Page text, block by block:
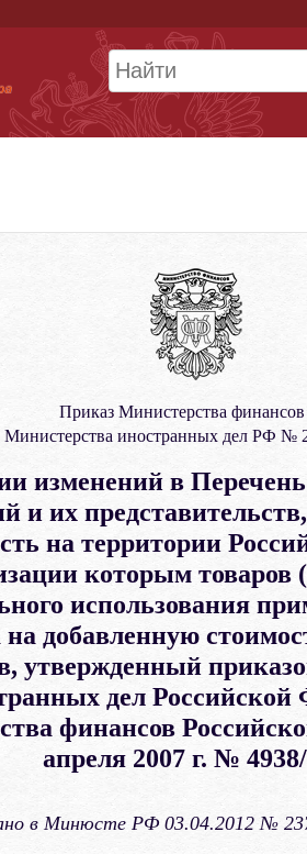
Приказ Министерства
иностранных дел РФ №
изменений в
и их
на территории
которым товаров
использования
на добавленную
утвержденный
дел Российской
финансов
апреля 2007 г. №
в Минюсте РФ 03.04.2012 №